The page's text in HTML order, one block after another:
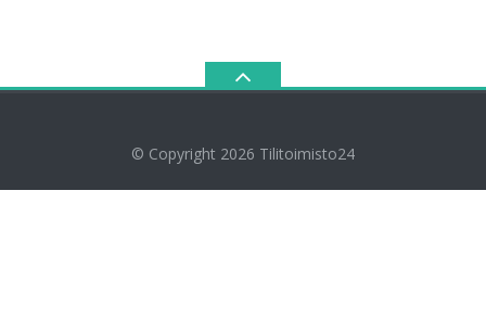
© Copyright 2026 Tilitoimisto24